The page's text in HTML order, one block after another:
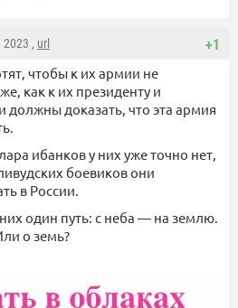
+1
2023 , url
чтобы к их армии не
как к их президенту и
должны доказать, что эта армия
ибанков у них уже точно нет,
боевиков они
в России.
них один путь: с неба — на землю.
о земь?